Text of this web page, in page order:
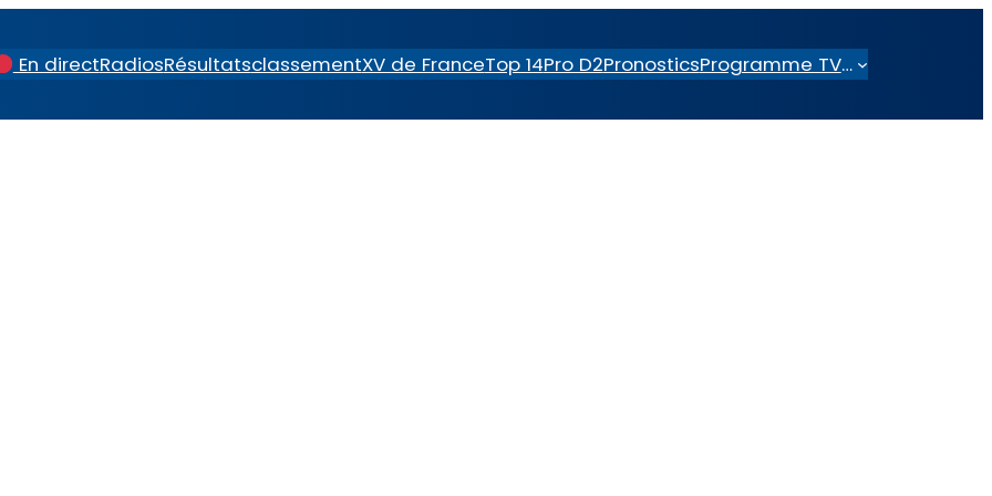
En directRadiosRésultatsclassementXV de FranceTop 14Pro D2PronosticsProgramme TV…